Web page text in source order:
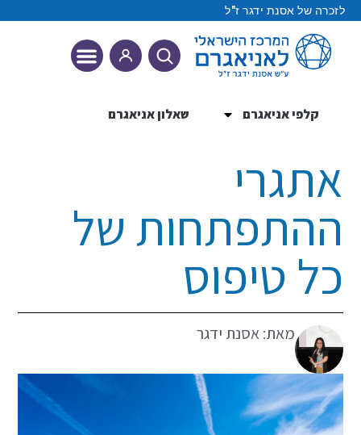
לזכרה של אסנת ידגר ז"ל
קלפי אניאגרם שאלון אניאגרם
אתגרי
ההתפתחות של
כל טיפוס
מאת: אסנת ידגר